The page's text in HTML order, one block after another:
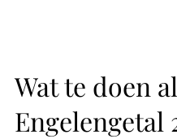
Wat te doen
Engelengetal